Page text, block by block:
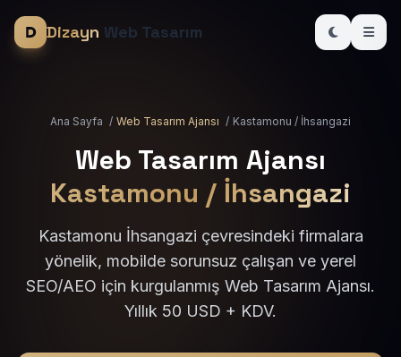
Dizayn Web Tasarım
Ana Sayfa / Web Tasarım Ajansı / Kastamonu / İhsangazi
Web Tasarım Ajansı
Kastamonu / İhsangazi
Kastamonu İhsangazi çevresindeki firmalara
yönelik, mobilde sorunsuz çalışan ve yerel
SEO/AEO için kurgulanmış Web Tasarım Ajansı.
Yıllık 50 USD + KDV.